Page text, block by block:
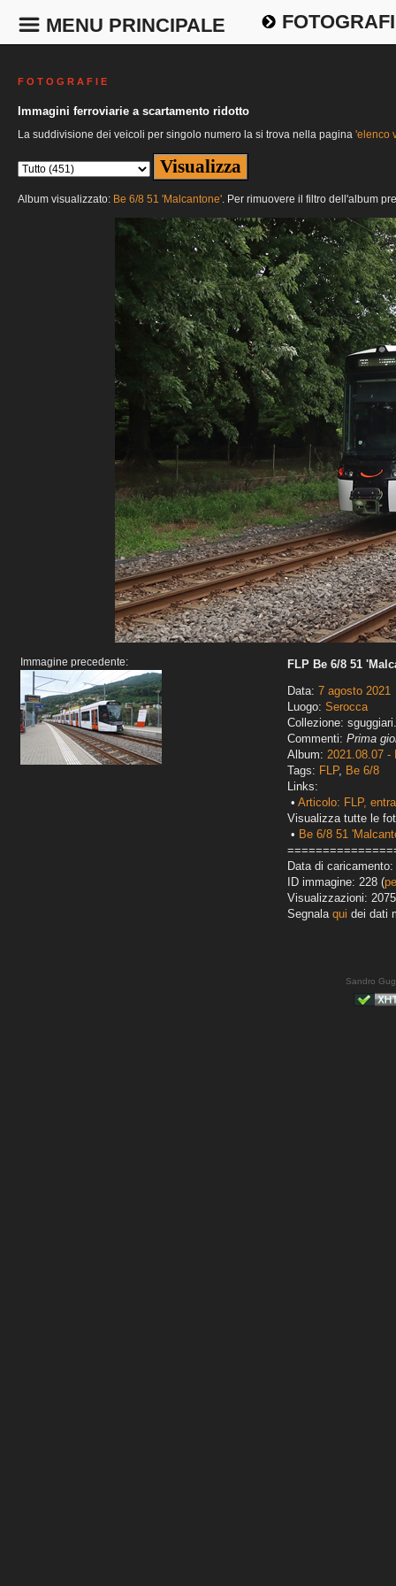
MENU PRINCIPALE
F O T O G R A F I E
Immagini ferroviarie a scartamento ridotto
La suddivisione dei veicoli per singolo numero la si trova nella pagina 'elenco
Album visualizzato: Be 6/8 51 'Malcantone'. Per rimuovere il filtro dell'album
Immagine precedente:
FLP Be 6/8 51
Data: 7 agosto 2021
Luogo: Serocca
Collezione:
Commenti: Prima
Album: 2021.08.07 -
Tags: FLP, Be 6/8
Links:
• Articolo: FLP,
Visualizza tutte le
• Be 6/8 51
Data di
ID immagine: 228 (
Visualizzazioni: 2075
Segnala qui dei dati
Sandro